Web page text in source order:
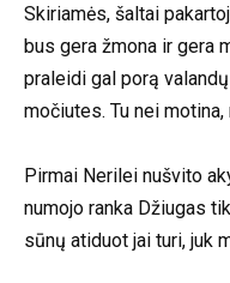
Skiriamės, šaltai
bus gera žmona ir gera
praleidi gal porą
močiutes. Tu nei motina,
Pirmai Nerilei nušvito
numojo ranka Džiugas
sūnų atiduot jai turi, juk